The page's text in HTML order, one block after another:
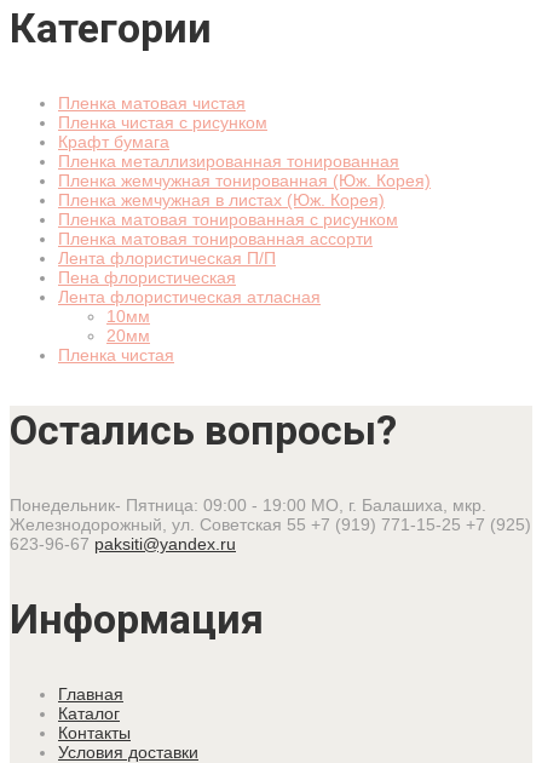
Категории
Пленка матовая чистая
Пленка чистая с рисунком
Крафт бумага
Пленка металлизированная тонированная
Пленка жемчужная тонированная (Юж. Корея)
Пленка жемчужная в листах (Юж. Корея)
Пленка матовая тонированная с рисунком
Пленка матовая тонированная ассорти
Лента флористическая П/П
Пена флористическая
Лента флористическая атласная
10мм
20мм
Пленка чистая
Остались вопросы?
Понедельник- Пятница: 09:00 - 19:00 МО, г. Балашиха, мкр.
Железнодорожный, ул. Советская 55 +7 (919) 771-15-25 +7 (925)
623-96-67 paksiti@yandex.ru
Информация
Главная
Каталог
Контакты
Условия доставки